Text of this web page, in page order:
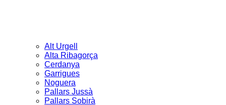
Alt Urgell
Alta Ribagorça
Cerdanya
Garrigues
Noguera
Pallars Jussà
Pallars Sobirà